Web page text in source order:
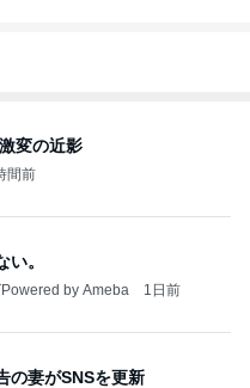
変の近影
間前
。
by Ameba 1日前
の妻がSNSを更新